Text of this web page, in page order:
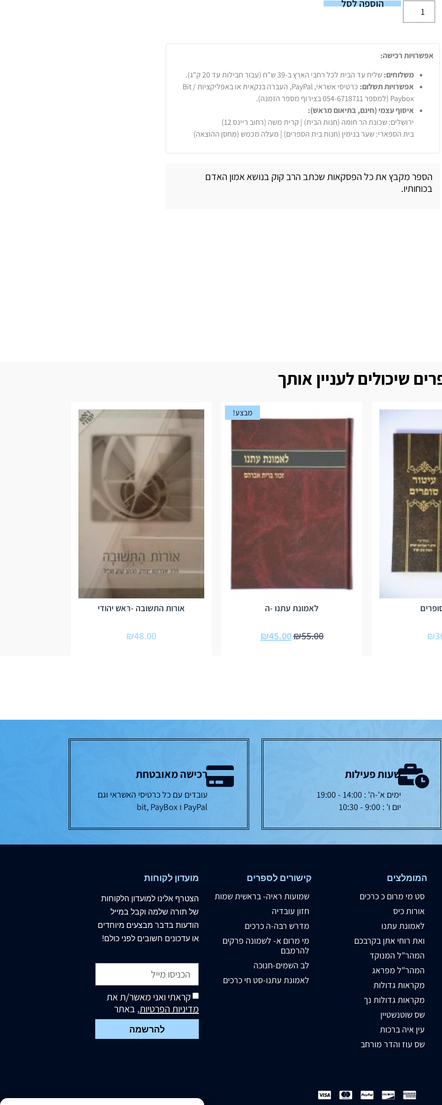
הוספה לסל
אפשרויות רכישה:
משלוחים:שליח עד הבית לכל רחבי הארץ ב-39 ש"ח (עבור חבילות עד 20 ק"ג).
אפשרויות תשלום:
כרטיסי אשראי, PayPal, העברה בנקאית או באפליקציות Bit /
Paybox (למספר 054-6718711 בצירוף מספר הזמנה).
איסוף עצמי (חינם, בתיאום מראש):
ירושלים: שכונת הר חומה (חנות הבית) | קרית משה (רחוב ריינס 12)
בית הספארי: שער בנימין (חנות בית הספרים) | מעלה מכמש (מחסן ההוצאה)
הספר מקבץ את כל הפסקאות שכתב הרב קוק בנושא אמון האדם
בכוחותיו.
שיכולים לעניין אותך
₪
מבצע!
לאמונת עתנו -ה
₪55.00
₪45.00
אורות התשובה -ראש יהודי
₪48.00
שעות פעילות
ימים א'-ה' : 14:00 - 19:00
יום ו' : 9:00 - 10:30
רכישה מאובטחת
עובדים עם כל כרטיסי האשראי וגם
PayPal ו bit, PayBox
המומלצים
סט מי מרום כ כרכים
אורות כיס
לאמונת עתנו
ואת רוחי אתן בקרבכם
המהר"ל המנוקד
המהר"ל מפראג
מקראות גדולות
מקראות גדולות נך
שס שוטנשטיין
עין איה ברכות
שס עוז והדר מורחב
קישורים לספרים
שמועות ראיה- בראשית שמות
חזון עובדיה
מדרש רבה-ה כרכים
מי מרום א- לשמונה פרקים
להרמבם
לב השמים-חנוכה
לאמונת עתנו-סט חי כרכים
מועדון לקוחות
הצטרף אלינו למועדון הלקוחות
של תורה שלמה וקבל במייל
הודעות בדבר מבצעים מיוחדים
או עדכונים חשובים לפני כולם!
קראתי ואני מאשר/ת את
מדיניות הפרטיות, באתר
להרשמה